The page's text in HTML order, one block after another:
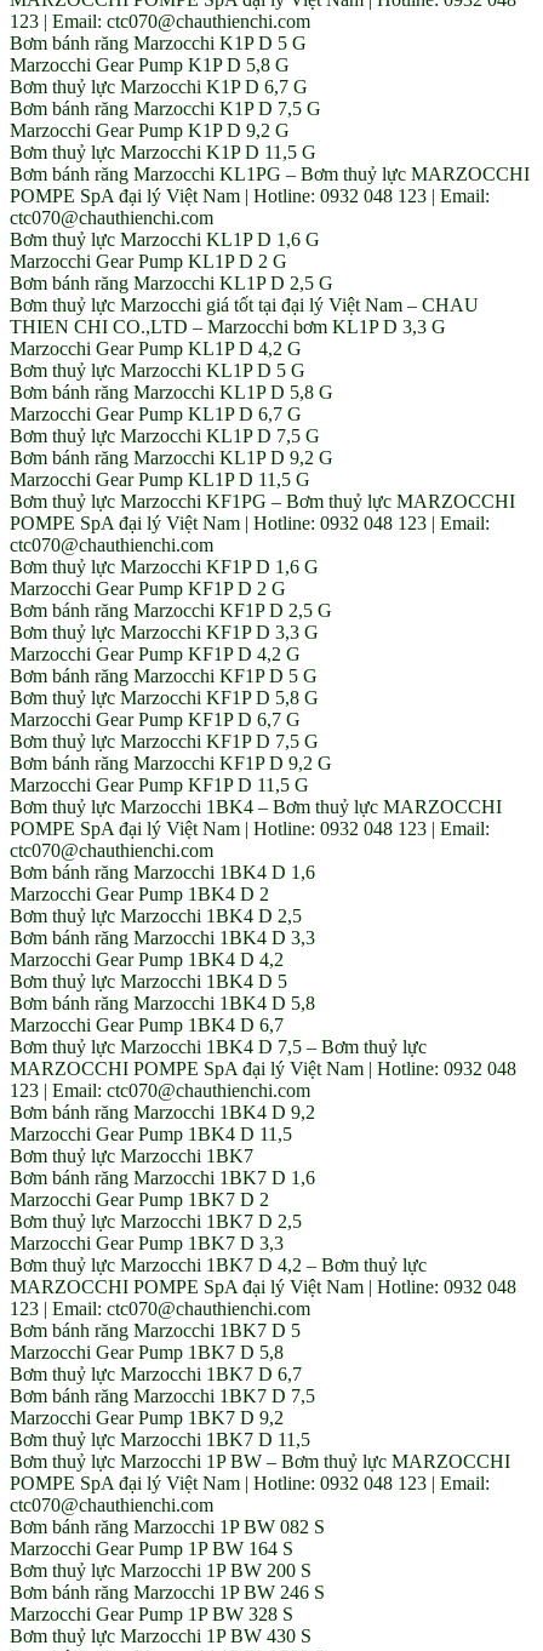
123 | Email: ctc070@chauthienchi.com
Bơm bánh răng Marzocchi K1P D 5 G
Marzocchi Gear Pump K1P D 5,8 G
Bơm thuỷ lực Marzocchi K1P D 6,7 G
Bơm bánh răng Marzocchi K1P D 7,5 G
Marzocchi Gear Pump K1P D 9,2 G
Bơm thuỷ lực Marzocchi K1P D 11,5 G
Bơm bánh răng Marzocchi KL1PG – Bơm thuỷ lực MARZOCCHI
POMPE SpA đại lý Việt Nam | Hotline: 0932 048 123 | Email:
ctc070@chauthienchi.com
Bơm thuỷ lực Marzocchi KL1P D 1,6 G
Marzocchi Gear Pump KL1P D 2 G
Bơm bánh răng Marzocchi KL1P D 2,5 G
Bơm thuỷ lực Marzocchi giá tốt tại đại lý Việt Nam – CHAU
THIEN CHI CO.,LTD – Marzocchi bơm KL1P D 3,3 G
Marzocchi Gear Pump KL1P D 4,2 G
Bơm thuỷ lực Marzocchi KL1P D 5 G
Bơm bánh răng Marzocchi KL1P D 5,8 G
Marzocchi Gear Pump KL1P D 6,7 G
Bơm thuỷ lực Marzocchi KL1P D 7,5 G
Bơm bánh răng Marzocchi KL1P D 9,2 G
Marzocchi Gear Pump KL1P D 11,5 G
Bơm thuỷ lực Marzocchi KF1PG – Bơm thuỷ lực MARZOCCHI
POMPE SpA đại lý Việt Nam | Hotline: 0932 048 123 | Email:
ctc070@chauthienchi.com
Bơm thuỷ lực Marzocchi KF1P D 1,6 G
Marzocchi Gear Pump KF1P D 2 G
Bơm bánh răng Marzocchi KF1P D 2,5 G
Bơm thuỷ lực Marzocchi KF1P D 3,3 G
Marzocchi Gear Pump KF1P D 4,2 G
Bơm bánh răng Marzocchi KF1P D 5 G
Bơm thuỷ lực Marzocchi KF1P D 5,8 G
Marzocchi Gear Pump KF1P D 6,7 G
Bơm thuỷ lực Marzocchi KF1P D 7,5 G
Bơm bánh răng Marzocchi KF1P D 9,2 G
Marzocchi Gear Pump KF1P D 11,5 G
Bơm thuỷ lực Marzocchi 1BK4 – Bơm thuỷ lực MARZOCCHI
POMPE SpA đại lý Việt Nam | Hotline: 0932 048 123 | Email:
ctc070@chauthienchi.com
Bơm bánh răng Marzocchi 1BK4 D 1,6
Marzocchi Gear Pump 1BK4 D 2
Bơm thuỷ lực Marzocchi 1BK4 D 2,5
Bơm bánh răng Marzocchi 1BK4 D 3,3
Marzocchi Gear Pump 1BK4 D 4,2
Bơm thuỷ lực Marzocchi 1BK4 D 5
Bơm bánh răng Marzocchi 1BK4 D 5,8
Marzocchi Gear Pump 1BK4 D 6,7
Bơm thuỷ lực Marzocchi 1BK4 D 7,5 – Bơm thuỷ lực
MARZOCCHI POMPE SpA đại lý Việt Nam | Hotline: 0932 048
123 | Email: ctc070@chauthienchi.com
Bơm bánh răng Marzocchi 1BK4 D 9,2
Marzocchi Gear Pump 1BK4 D 11,5
Bơm thuỷ lực Marzocchi 1BK7
Bơm bánh răng Marzocchi 1BK7 D 1,6
Marzocchi Gear Pump 1BK7 D 2
Bơm thuỷ lực Marzocchi 1BK7 D 2,5
Marzocchi Gear Pump 1BK7 D 3,3
Bơm thuỷ lực Marzocchi 1BK7 D 4,2 – Bơm thuỷ lực
MARZOCCHI POMPE SpA đại lý Việt Nam | Hotline: 0932 048
123 | Email: ctc070@chauthienchi.com
Bơm bánh răng Marzocchi 1BK7 D 5
Marzocchi Gear Pump 1BK7 D 5,8
Bơm thuỷ lực Marzocchi 1BK7 D 6,7
Bơm bánh răng Marzocchi 1BK7 D 7,5
Marzocchi Gear Pump 1BK7 D 9,2
Bơm thuỷ lực Marzocchi 1BK7 D 11,5
Bơm thuỷ lực Marzocchi 1P BW – Bơm thuỷ lực MARZOCCHI
POMPE SpA đại lý Việt Nam | Hotline: 0932 048 123 | Email:
ctc070@chauthienchi.com
Bơm bánh răng Marzocchi 1P BW 082 S
Marzocchi Gear Pump 1P BW 164 S
Bơm thuỷ lực Marzocchi 1P BW 200 S
Bơm bánh răng Marzocchi 1P BW 246 S
Marzocchi Gear Pump 1P BW 328 S
Bơm thuỷ lực Marzocchi 1P BW 430 S